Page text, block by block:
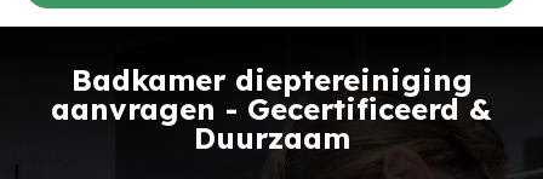
Badkamer dieptereiniging
aanvragen - Gecertificeerd &
Duurzaam